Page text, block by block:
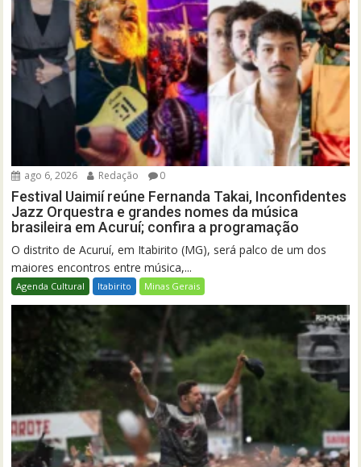
ago 6, 2026 Redação 0
Festival Uaimií reúne Fernanda Takai, Inconfidentes
Jazz Orquestra e grandes nomes da música
brasileira em Acuruí; confira a programação
O distrito de Acuruí, em Itabirito (MG), será palco de um dos
maiores encontros entre música,...
Agenda Cultural Itabirito Minas Gerais